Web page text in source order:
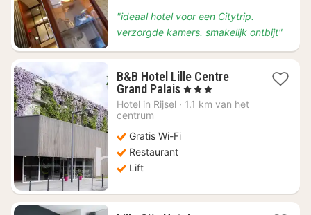
"ideaal hotel voor een Citytrip.
verzorgde kamers. smakelijk ontbijt"
B&B Hotel Lille Centre
Grand Palais1
nacht
, 3 Sterren
Hotel in Rijsel · 1.1 km van het
centrum
Gratis Wi-Fi
Restaurant
Lift